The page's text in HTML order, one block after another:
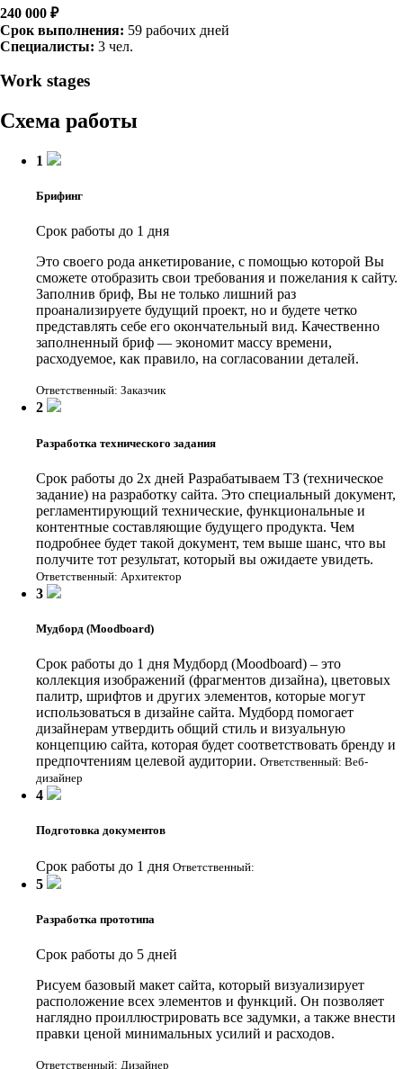
240 000 ₽
Срок выполнения: 59 рабочих дней
Специалисты: 3 чел.
Work stages
Схема работы
1
Брифинг
Срок работы до 1 дня
Это своего рода анкетирование, с помощью которой Вы
сможете отобразить свои требования и пожелания к сайту.
Заполнив бриф, Вы не только лишний раз
проанализируете будущий проект, но и будете четко
представлять себе его окончательный вид. Качественно
заполненный бриф — экономит массу времени,
расходуемое, как правило, на согласовании деталей.
Ответственный: Заказчик
2
Разработка технического задания
Срок работы до 2х дней Разрабатываем ТЗ (техническое
задание) на разработку сайта. Это специальный документ,
регламентирующий технические, функциональные и
контентные составляющие будущего продукта. Чем
подробнее будет такой документ, тем выше шанс, что вы
получите тот результат, который вы ожидаете увидеть.
Ответственный: Архитектор
3
Мудборд (Moodboard)
Срок работы до 1 дня Мудборд (Moodboard) – это
коллекция изображений (фрагментов дизайна), цветовых
палитр, шрифтов и других элементов, которые могут
использоваться в дизайне сайта. Мудборд помогает
дизайнерам утвердить общий стиль и визуальную
концепцию сайта, которая будет соответствовать бренду и
предпочтениям целевой аудитории. Ответственный: Веб-
дизайнер
4
Подготовка документов
Срок работы до 1 дня Ответственный:
5
Разработка прототипа
Срок работы до 5 дней
Рисуем базовый макет сайта, который визуализирует
расположение всех элементов и функций. Он позволяет
наглядно проиллюстрировать все задумки, а также внести
правки ценой минимальных усилий и расходов.
Ответственный: Дизайнер